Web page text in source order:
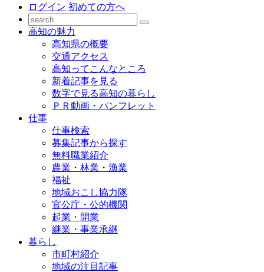
ログイン 初めての方へ
高知の魅力
高知県の概要
交通アクセス
高知ってこんなところ
新着記事を見る
数字で見る高知の暮らし
ＰＲ動画・パンフレット
仕事
仕事検索
募集記事から探す
無料職業紹介
農業・林業・漁業
福祉
地域おこし協力隊
官公庁・公的機関
起業・開業
継業・事業承継
暮らし
市町村紹介
地域の注目記事